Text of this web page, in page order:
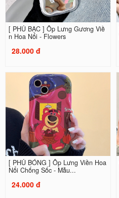
[ PHỦ BẠC ] Ốp Lưng Gương Viề
n Hoa Nổi - Flowers
28.000 đ
[ PHỦ BÓNG ] Ốp Lưng Viền Hoa
Nổi Chống Sốc - Mẫu...
24.000 đ